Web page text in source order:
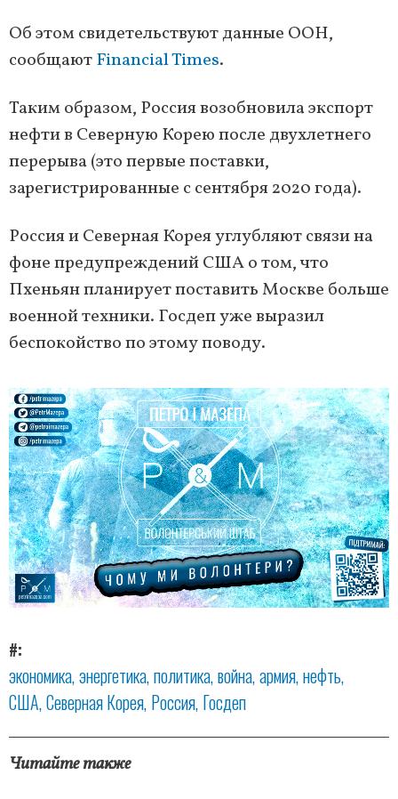
Об этом свидетельствуют данные ООН,
сообщаютFinancial Times.
Таким образом, Россия возобновила экспорт
нефти в Северную Корею после двухлетнего
перерыва (это первые поставки,
зарегистрированные с сентября 2020 года).
Россия и Северная Корея углубляют связи на
фоне предупреждений США о том, что
Пхеньян планирует поставить Москве больше
военной техники. Госдеп уже выразил
беспокойство по этому поводу.
#
экономика энергетика политика война армия нефть
США Северная Корея Россия Госдеп
Читайте также